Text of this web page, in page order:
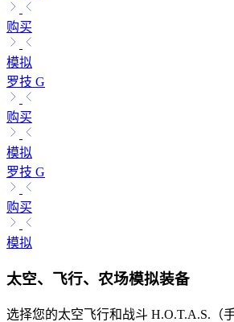
购买
模拟
罗技 G
购买
模拟
罗技 G
购买
模拟
太空、飞行、农场模拟装备
选择您的太空飞行和战斗 H.O.T.A.S.（